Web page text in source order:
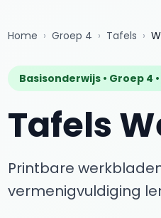
Home › Groep 4 › Tafels ›
Basisonderwijs • Groep 4 •
Tafels
Printbare
vermenigvuldiging